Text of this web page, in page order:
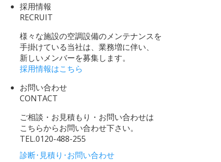
採用情報
RECRUIT
様々な施設の空調設備のメンテナンスを
手掛けている当社は、業務増に伴い、
新しいメンバーを募集します。
採用情報はこちら
お問い合わせ
CONTACT
ご相談・お見積もり・お問い合わせは
こちらからお問い合わせ下さい。
TEL.0120-488-255
診断･見積り･お問い合わせ